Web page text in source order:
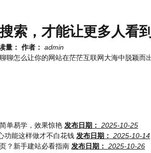
索，才能让更多人看到
量： 作者： admin
聊怎么让你的网站在茫茫互联网大海中脱颖而
单易学，效果惊艳 发布日期： 2025-10-25
功能这样做才不白花钱 发布日期： 2025-10-14
？新手建站必看指南 发布日期： 2025-10-26